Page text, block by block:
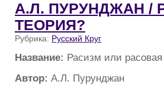
А.Л. ПУРУНДЖАН /
ТЕОРИЯ?
Рубрика: Русский Круг
Название: Расизм или расовая
Автор: А.Л. Пурунджан